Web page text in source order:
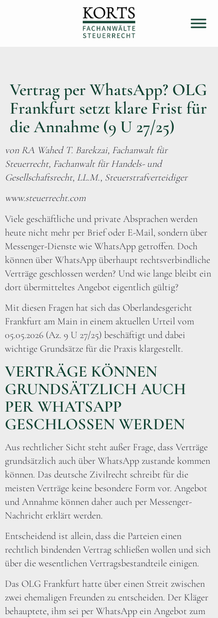
Vertrag per WhatsApp? OLG
Frankfurt setzt klare Frist für
die Annahme (9 U 27/25)
von RA Wahed T. Barekzai, Fachanwalt für
Steuerrecht, Fachanwalt für Handels- und
Gesellschaftsrecht, LL.M., Steuerstrafverteidiger
www.steuerrecht.com
Viele geschäftliche und private Absprachen werden
heute nicht mehr per Brief oder E-Mail, sondern über
Messenger-Dienste wie WhatsApp getroffen. Doch
können über WhatsApp überhaupt rechtsverbindliche
Verträge geschlossen werden? Und wie lange bleibt ein
dort übermitteltes Angebot eigentlich gültig?
Mit diesen Fragen hat sich das Oberlandesgericht
Frankfurt am Main in einem aktuellen Urteil vom
05.05.2026 (Az. 9 U 27/25) beschäftigt und dabei
wichtige Grundsätze für die Praxis klargestellt.
VERTRÄGE KÖNNEN
GRUNDSÄTZLICH AUCH
PER WHATSAPP
GESCHLOSSEN WERDEN
Aus rechtlicher Sicht steht außer Frage, dass Verträge
grundsätzlich auch über WhatsApp zustande kommen
können. Das deutsche Zivilrecht schreibt für die
meisten Verträge keine besondere Form vor. Angebot
und Annahme können daher auch per Messenger-
Nachricht erklärt werden.
Entscheidend ist allein, dass die Parteien einen
rechtlich bindenden Vertrag schließen wollen und sich
über die wesentlichen Vertragsbestandteile einigen.
Das OLG Frankfurt hatte über einen Streit zwischen
zwei ehemaligen Freunden zu entscheiden. Der Kläger
behauptete, ihm sei per WhatsApp ein Angebot zum